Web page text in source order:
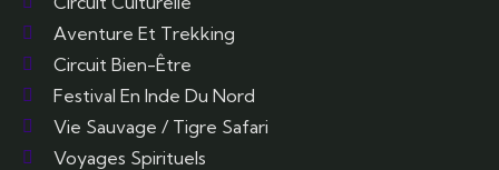
Aventure Et Trekking
Circuit Bien-Être
Festival En Inde Du Nord
Vie Sauvage / Tigre Safari
Voyages Spirituels